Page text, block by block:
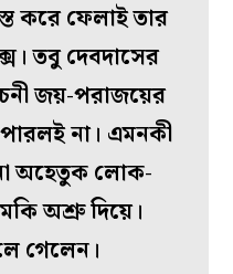
করে ফেলাই তার
তবু দেবদাসের
জয়-পরাজয়ের
না। এমনকী
অহেতুক লোক-
অশ্রু দিয়ে।
গেলেন।